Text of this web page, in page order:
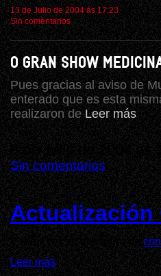
13 de Julio de 2004 ás 17:23
Sin comentarios
O GRAN SHOW
Pues gracias al aviso de
enterado que es esta
realizaron deLeer más
8 de Julio de 2004 ás
Sin comentarios
Actualización
Podéis ver en la página de
Leer más